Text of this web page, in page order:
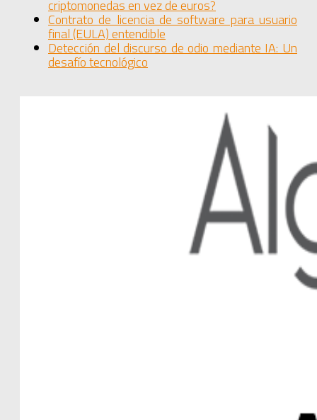
criptomonedas en vez de euros?
Contrato de licencia de software para usuario
final (EULA) entendible
Detección del discurso de odio mediante IA: Un
desafío tecnológico